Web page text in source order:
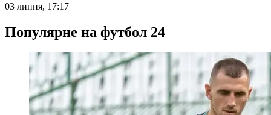
03 липня, 17:17
Популярне на футбол 24